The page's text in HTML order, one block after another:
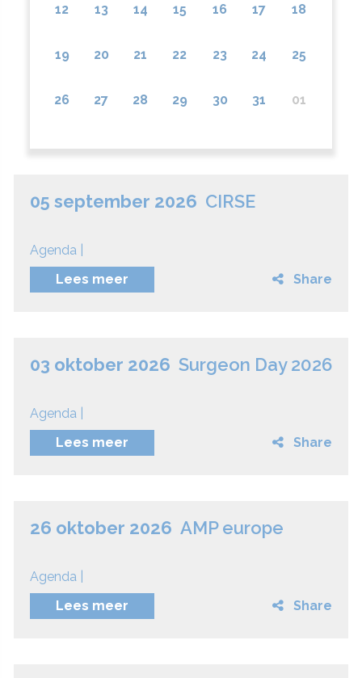
12 13 14 15 16 17 18
19 20 21 22 23 24 25
26 27 28 29 30 31 01
05 september 2026 CIRSE
Agenda |
Lees meer
Share
03 oktober 2026 Surgeon Day 2026
Agenda |
Lees meer
Share
26 oktober 2026 AMP europe
Agenda |
Lees meer
Share